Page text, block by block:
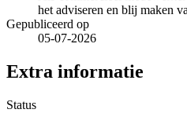
het adviseren en blij maken
Gepubliceerd op
05-07-2026
Extra informatie
Status